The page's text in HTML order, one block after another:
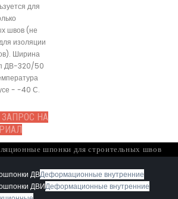
для
швов (не
изоляции
Ширина
ДВ-320/50
- -40 С.
НА
шпонки для строительных швов
ДВДеформационные внутренние
ДВИДеформационные внутренние